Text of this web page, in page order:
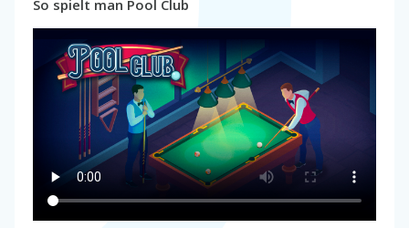
So spielt man Pool Club